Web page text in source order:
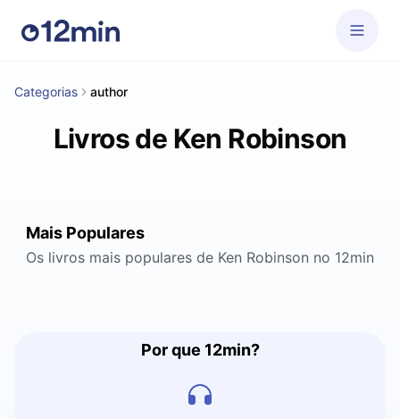
Categorias author
Livros de Ken Robinson
Mais Populares
Os livros mais populares de Ken Robinson no 12min
Por que 12min?